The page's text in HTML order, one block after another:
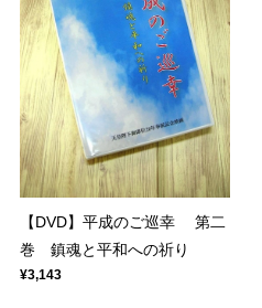
【DVD】平成のご巡幸 第二
巻 鎮魂と平和への祈り
¥3,143